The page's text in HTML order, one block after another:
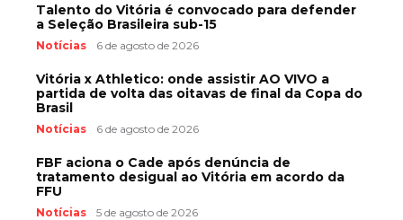
Talento do Vitória é convocado para defender
a Seleção Brasileira sub-15
Notícias 6 de agosto de 2026
Vitória x Athletico: onde assistir AO VIVO a
partida de volta das oitavas de final da Copa do
Brasil
Notícias 6 de agosto de 2026
FBF aciona o Cade após denúncia de
tratamento desigual ao Vitória em acordo da
FFU
Notícias 5 de agosto de 2026